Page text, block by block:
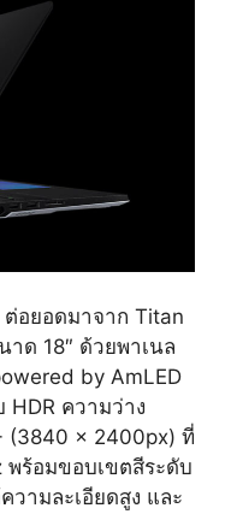
ต่อยอดมาจาก Titan
ด 18″ ด้วยพาเนล
by AmLED
HDR ความว่าง
(3840 x 2400px) ที่
พร้อมขอบเขตสีระดับ
วามละเอียดสูง และ